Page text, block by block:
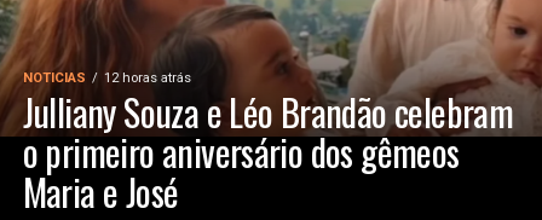
NOTICIAS 12 horas atrás
Julliany Souza e Léo Brandão celebram
o primeiro aniversário dos gêmeos
Maria e José